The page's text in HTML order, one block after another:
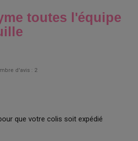
toutes l'équipe
d'avis : 2
que votre colis soit expédié